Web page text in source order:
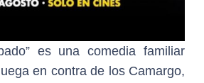
es una comedia familiar
en contra de los Camargo,